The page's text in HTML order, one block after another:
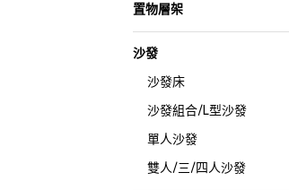
置物層架
沙發
沙發床
沙發組合/L型沙發
單人沙發
雙人/三/四人沙發